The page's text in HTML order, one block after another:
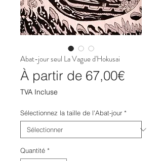
Abat-jour seul La Vague d'Hokusai
À partir de 67,00€Prix
TVA Incluse
Sélectionnez la taille de l'Abat-jour *
Quantité *